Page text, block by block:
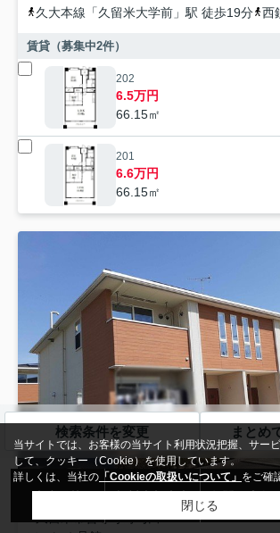
久大本線 「久留米大学前 」駅 徒歩19分 西
賃貸（募集中2件）
202
6.5万円
66.15㎡
201
6.6万円
66.15㎡
久留米市善導寺町与田
検索条件を変更 まとめ
来店予約 無料売却査定 お問い合わ
当サイトでは、お客様の当サイト利用状況把握、サー
して、クッキー（Cookie）を使用しています。
詳しくは、当社の 「Cookieの取扱いについて」 をご確
閉じる